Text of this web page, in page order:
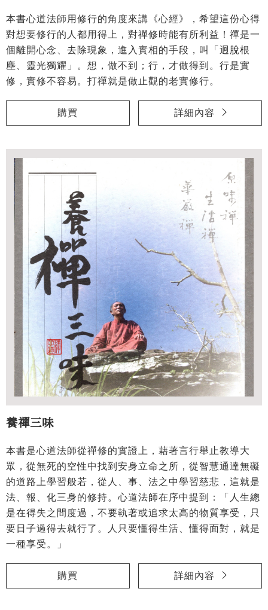
本書心道法師用修行的角度來講《心經》，希望這份心得
對想要修行的人都用得上，對禪修時能有所利益！禪是一
個離開心念、去除現象，進入實相的手段，叫「迥脫根
塵、靈光獨耀」。想，做不到；行，才做得到。行是實
修，實修不容易。打禪就是做止觀的老實修行。
購買 詳細內容
養禪三味
本書是心道法師從禪修的實證上，藉著言行舉止教導大
眾，從無死的空性中找到安身立命之所，從智慧通達無礙
的道路上學習般若，從人、事、法之中學習慈悲，這就是
法、報、化三身的修持。心道法師在序中提到：「人生總
是在得失之間度過，不要執著或追求太高的物質享受，只
要日子過得去就行了。人只要懂得生活、懂得面對，就是
一種享受。」
購買 詳細內容